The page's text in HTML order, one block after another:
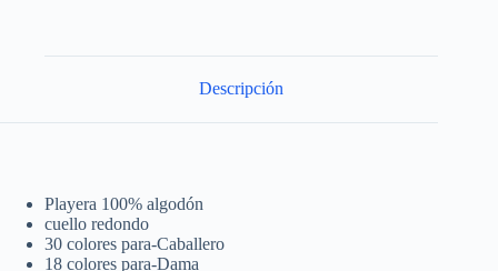
Descripción
Playera 100% algodón
cuello redondo
30 colores para-Caballero
18 colores para-Dama